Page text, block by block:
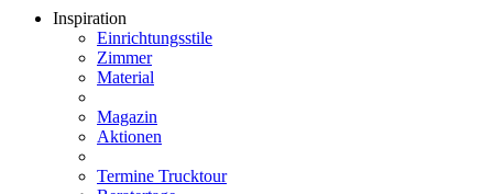
Inspiration
Einrichtungsstile
Zimmer
Material
Magazin
Aktionen
Termine Trucktour